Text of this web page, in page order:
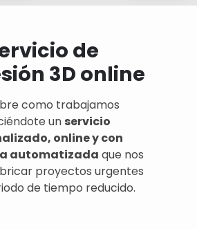
de
3D online
como trabajamos
un servicio
online y con
automatizada que nos
proyectos urgentes
de tiempo reducido.